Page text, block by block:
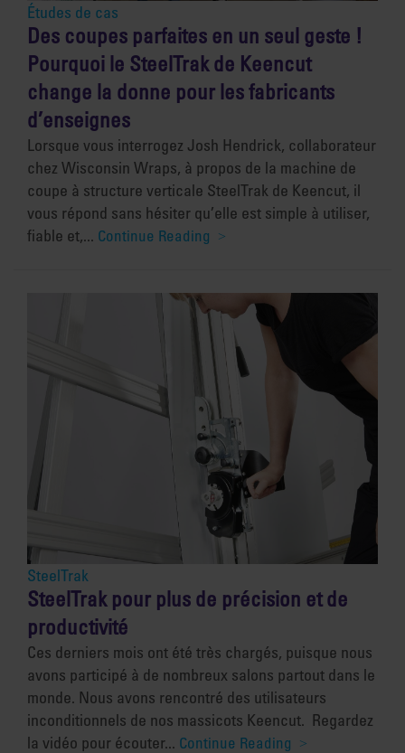
Études de cas
Des coupes parfaites en un seul geste !
Pourquoi le SteelTrak de Keencut
change la donne pour les fabricants
d’enseignes
Lorsque vous interrogez Josh Hendrick, collaborateur
chez Wisconsin Wraps, à propos de la machine de
coupe à structure verticale SteelTrak de Keencut, il
vous répond sans hésiter qu’elle est simple à utiliser,
fiable et,... Continue Reading
SteelTrak
SteelTrak pour plus de précision et de
productivité
Ces derniers mois ont été très chargés, puisque nous
avons participé à de nombreux salons partout dans le
monde. Nous avons rencontré des utilisateurs
inconditionnels de nos massicots Keencut. Regardez
la vidéo pour écouter... Continue Reading